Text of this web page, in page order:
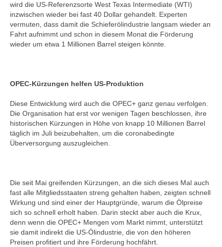
wird die US-Referenzsorte West Texas Intermediate (WTI)
inzwischen wieder bei fast 40 Dollar gehandelt. Experten
vermuten, dass damit die Schieferölindustrie langsam wieder an
Fahrt aufnimmt und schon in diesem Monat die Förderung
wieder um etwa 1 Millionen Barrel steigen könnte.
OPEC-Kürzungen helfen US-Produktion
Diese Entwicklung wird auch die OPEC+ ganz genau verfolgen.
Die Organisation hat erst vor wenigen Tagen beschlossen, ihre
historischen Kürzungen in Höhe von knapp 10 Millionen Barrel
täglich im Juli beizubehalten, um die coronabedingte
Überversorgung auszugleichen.
Die seit Mai greifenden Kürzungen, an die sich dieses Mal auch
fast alle Mitgliedsstaaten streng gehalten haben, zeigten schnell
Wirkung und sind einer der Hauptgründe, warum die Ölpreise
sich so schnell erholt haben. Darin steckt aber auch die Krux,
denn wenn die OPEC+ Mengen vom Markt nimmt, unterstützt
sie damit indirekt die US-Ölindustrie, die von den höheren
Preisen profitiert und ihre Förderung hochfährt.